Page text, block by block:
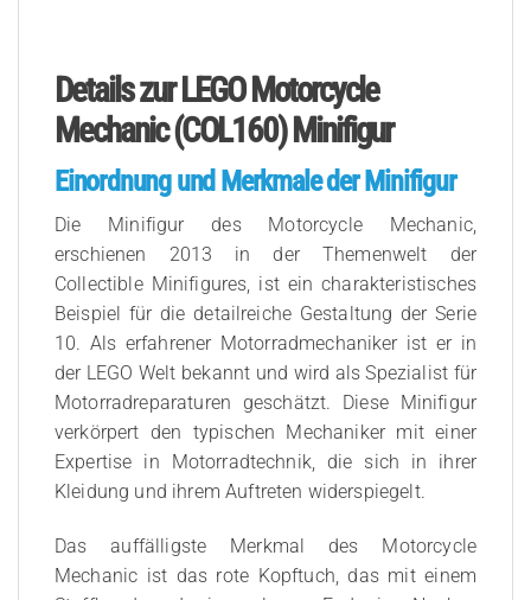
Details zur LEGO Motorcycle
Mechanic (COL160) Minifigur
Einordnung und Merkmale der Minifigur
Die Minifigur des Motorcycle Mechanic,
erschienen 2013 in der Themenwelt der
Collectible Minifigures, ist ein charakteristisches
Beispiel für die detailreiche Gestaltung der Serie
10. Als erfahrener Motorradmechaniker ist er in
der LEGO Welt bekannt und wird als Spezialist für
Motorradreparaturen geschätzt. Diese Minifigur
verkörpert den typischen Mechaniker mit einer
Expertise in Motorradtechnik, die sich in ihrer
Kleidung und ihrem Auftreten widerspiegelt.
Das auffälligste Merkmal des Motorcycle
Mechanic ist das rote Kopftuch, das mit einem